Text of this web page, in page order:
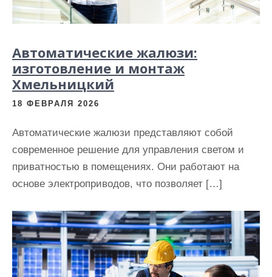
Автоматические жалюзи:
изготовление и монтаж
Хмельницкий
18 ФЕВРАЛЯ 2026
Автоматические жалюзи представляют собой
современное решение для управления светом и
приватностью в помещениях. Они работают на
основе электроприводов, что позволяет […]